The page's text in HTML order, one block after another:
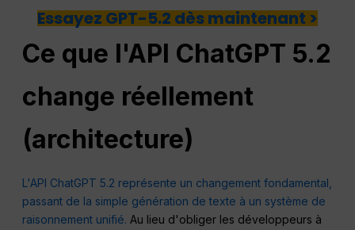
Essayez GPT-5.2 dès maintenant >
Ce que l'API ChatGPT 5.2
change réellement
(architecture)
L'API ChatGPT 5.2 représente un changement fondamental,
passant de la simple génération de texte à un système de
raisonnement unifié.Au lieu d'obliger les développeurs à